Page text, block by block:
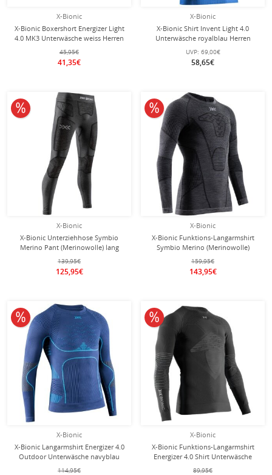
X-Bionic
X-Bionic Boxershort Energizer Light
4.0 MK3 Unterwäsche weiss Herren
45,95€
41,35€
X-Bionic
X-Bionic Shirt Invent Light 4.0
Unterwäsche royalblau Herren
UVP: 69,00€
58,65€
X-Bionic
X-Bionic Unterziehhose Symbio
Merino Pant (Merinowolle) lang
Unterwäsche grau Herren
139,95€
125,95€
10% reduziert
X-Bionic
X-Bionic Funktions-Langarmshirt
Symbio Merino (Merinowolle)
Unterwäsche grau Herren
159,95€
143,95€
10% reduziert
X-Bionic
X-Bionic Langarmshirt Energizer 4.0
Outdoor Unterwäsche navyblau
Herren
114,95€
10% reduziert
X-Bionic
X-Bionic Funktions-Langarmshirt
Energizer 4.0 Shirt Unterwäsche
anthrazitgrau/charcoal Herren
89,95€
10% reduziert